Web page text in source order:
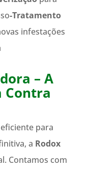
-Tratamento
infestações
– A
Contra
para
a Rodox
Contamos com